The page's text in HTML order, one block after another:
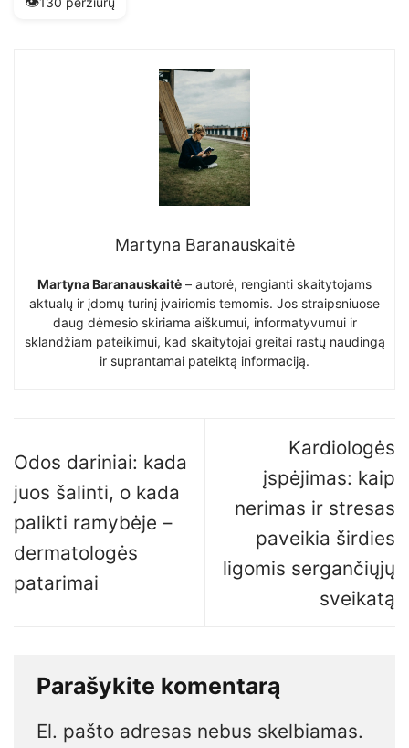
Martyna Baranauskaitė
Martyna Baranauskaitė – autorė, rengianti skaitytojams
aktualų ir įdomų turinį įvairiomis temomis. Jos straipsniuose
daug dėmesio skiriama aiškumui, informatyvumui ir
sklandžiam pateikimui, kad skaitytojai greitai rastų naudingą
ir suprantamai pateiktą informaciją.
Odos dariniai: kada
juos šalinti, o kada
palikti ramybėje –
dermatologės
patarimai
Kardiologės
įspėjimas: kaip
nerimas ir stresas
paveikia širdies
ligomis sergančiųjų
sveikatą
Parašykite komentarą
El. pašto adresas nebus skelbiamas.